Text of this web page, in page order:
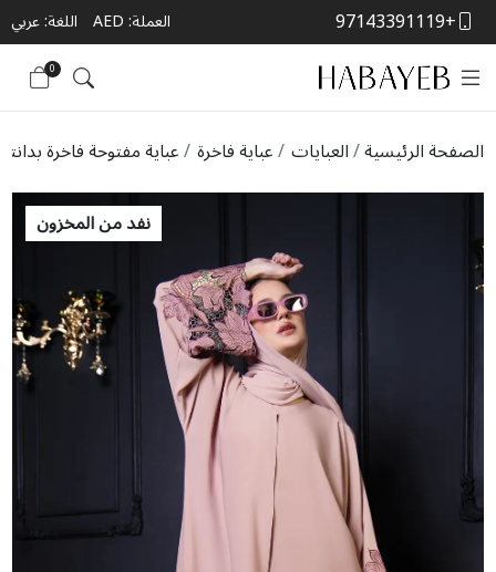
+97143391119 العملة:AED اللغة: عربي
0
الصفحة الرئيسية العبايات عباية فاخرة عباية مفتوحة فاخرة
نفد من المخزون